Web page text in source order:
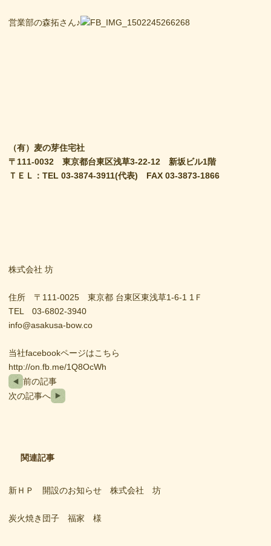
営業部の森拓さん♪
（有）麦の芽住宅社
〒111-0032 東京都台東区浅草3-22-12 新坂ビル1階
ＴＥＬ：TEL 03-3874-3911(代表) FAX 03-3873-1866
株式会社 坊
住所 〒111-0025 東京都 台東区東浅草1-6-1 1Ｆ
TEL 03-6802-3940
info@asakusa-bow.co
当社facebookページはこちら
http://on.fb.me/1Q8OcWh
前の記事
次の記事へ
関連記事
新ＨＰ 開設のお知らせ 株式会社 坊
炭火焼き団子 福家 様